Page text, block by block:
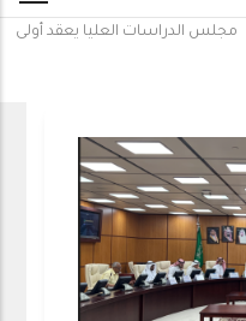
مجلس الدراسات العليا يعقد أولى